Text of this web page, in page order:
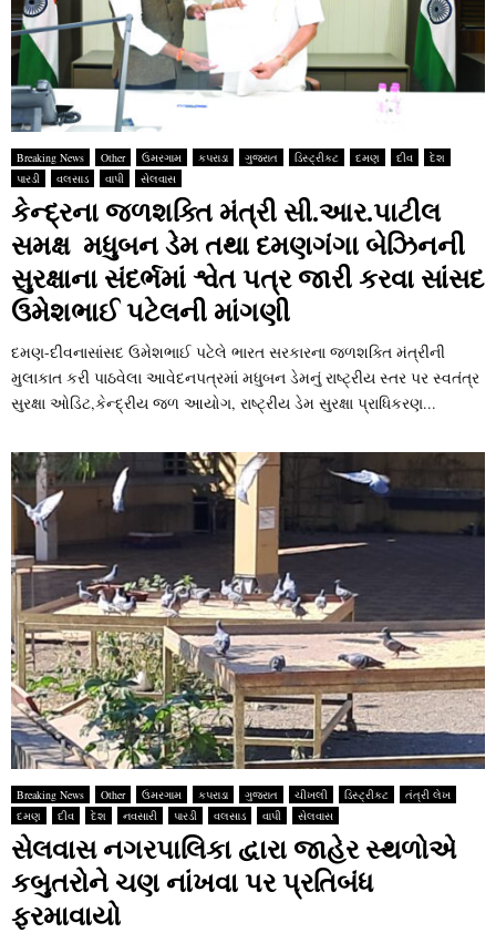
E
N
U
Breaking News Other ઉમરગામ કપરાડા ગુજરાત ડિસ્ટ્રીકટ દમણ દીવ
દેશ
પારડી
વલસાડ વાપી સેલવાસ
કેન્‍દ્રના જળશક્‍તિ મંત્રી સી.આર.પાટીલ
સમક્ષ મધુબન ડેમ તથા દમણગંગા બેઝિનની
સુરક્ષાના સંદર્ભમાં શ્વેત પત્ર જારી કરવા સાંસદ
ઉમેશભાઈ પટેલની માંગણી
દમણ-દીવનાસાંસદ ઉમેશભાઈ પટેલે ભારત સરકારના જળશક્‍તિ મંત્રીની
મુલાકાત કરી પાઠવેલા આવેદનપત્રમાં મધુબન ડેમનું રાષ્‍ટ્રીય સ્‍તર પર સ્‍વતંત્ર
સુરક્ષા ઓડિટ,કેન્‍દ્રીય જળ આયોગ, રાષ્‍ટ્રીય ડેમ સુરક્ષા પ્રાધિકરણ...
Breaking News Other ઉમરગામ કપરાડા ગુજરાત ચીખલી ડિસ્ટ્રીકટ
તંત્રી લેખ
દમણ
દીવ દેશ નવસારી પારડી વલસાડ વાપી સેલવાસ
સેલવાસ નગરપાલિકા દ્વારા જાહેર સ્‍થળોએ
કબુતરોને ચણ નાંખવા પર પ્રતિબંધ
ફરમાવાયો